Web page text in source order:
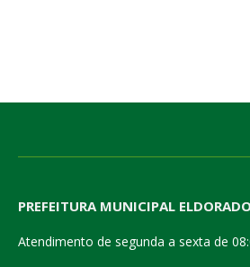
PREFEITURA MUNICIPAL
Atendimento de segunda a sexta de